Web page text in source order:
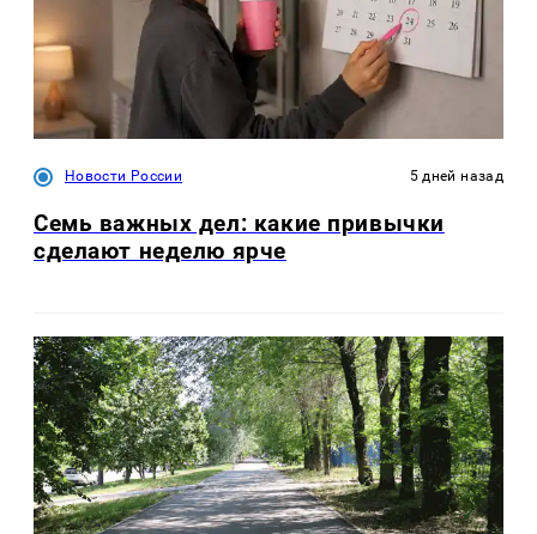
Новости России 5 дней назад
Семь важных дел: какие привычки
сделают неделю ярче